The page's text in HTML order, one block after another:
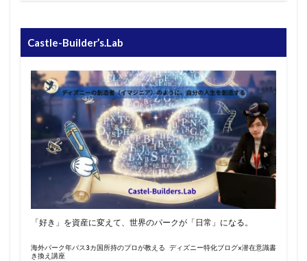
Castle-Builder’s.Lab
「好き」を資産に変えて、世界のパークが「日常」になる。
海外パーク年パス3カ国所持のプロが教える ディズニー特化ブログ×潜在意識書
き換え講座